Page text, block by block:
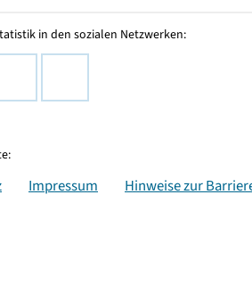
in den sozialen Netzwerken:
Impressum Hinweise zur